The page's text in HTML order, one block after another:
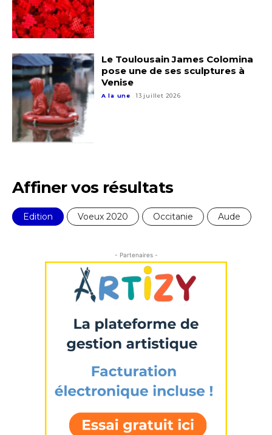
Adresse email*
Le Toulousain James Colomina
pose une de ses sculptures à
Venise
A la une 13 juillet 2026
Affiner vos résultats
Edition Voeux 2020 Occitanie Aude
- Partenaires -